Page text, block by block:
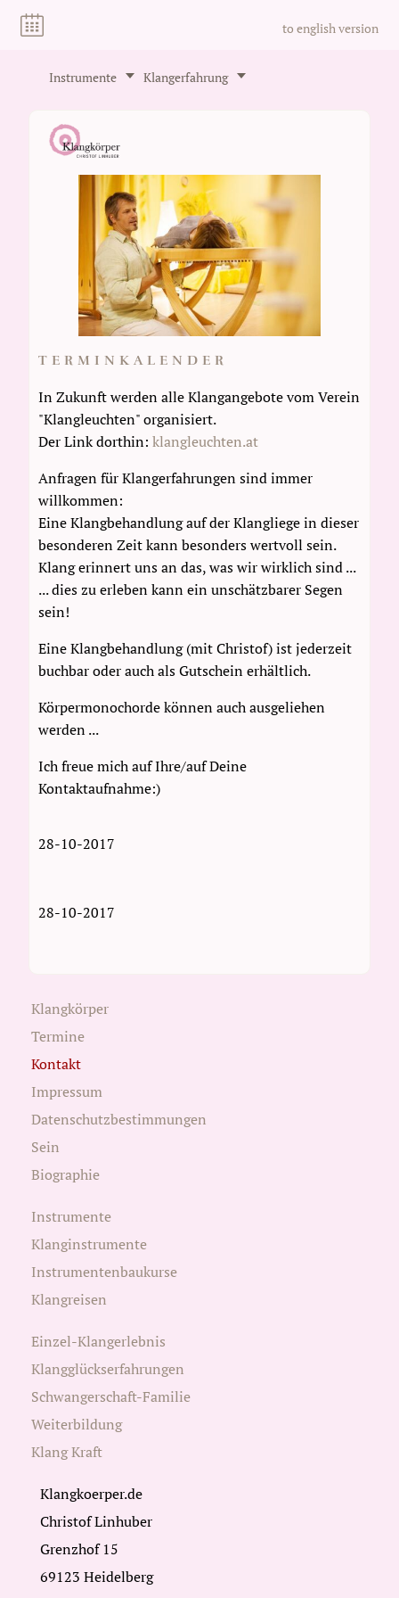
to english version
Instrumente Klangerfahrung
TERMINKALENDER
In Zukunft werden alle Klangangebote vom Verein
"Klangleuchten" organisiert.
Der Link dorthin: klangleuchten.at
Anfragen für Klangerfahrungen sind immer
willkommen:
Eine Klangbehandlung auf der Klangliege in dieser
besonderen Zeit kann besonders wertvoll sein.
Klang erinnert uns an das, was wir wirklich sind ...
... dies zu erleben kann ein unschätzbarer Segen
sein!
Eine Klangbehandlung (mit Christof) ist jederzeit
buchbar oder auch als Gutschein erhältlich.
Körpermonochorde können auch ausgeliehen
werden ...
Ich freue mich auf Ihre/auf Deine
Kontaktaufnahme:)
28-10-2017
28-10-2017
Klangkörper
Termine
Kontakt
Impressum
Datenschutzbestimmungen
Sein
Biographie
Instrumente
Klanginstrumente
Instrumentenbaukurse
Klangreisen
Einzel-Klangerlebnis
Klangglückserfahrungen
Schwangerschaft-Familie
Weiterbildung
Klang Kraft
Klangkoerper.de
Christof Linhuber
Grenzhof 15
69123 Heidelberg